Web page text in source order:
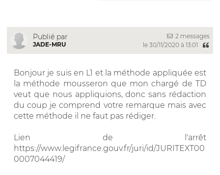
Publié par
JADE-MRU
2 messages
le 30/11/2020 à 13:01
Bonjour je suis en L1 et la méthode appliquée est
la méthode mousseron que mon chargé de TD
veut que nous appliquions, donc sans rédaction
du coup je comprend votre remarque mais avec
cette méthode il ne faut pas rédiger.
Lien de l'arrêt
https://www.legifrance.gouv.fr/juri/id/JURITEXT00
0007044419/